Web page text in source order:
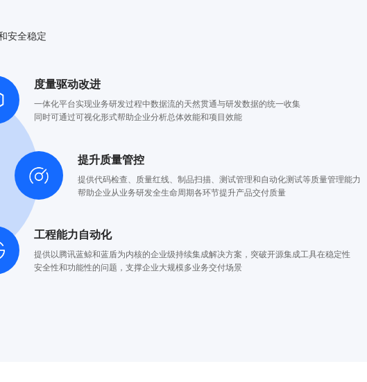
安全稳定
度量驱动改进
一体化平台实现业务研发过程中数据流的天然贯通与研发数据的统一收集
同时可通过可视化形式帮助企业分析总体效能和项目效能
提升质量管控
提供代码检查、质量红线、制品扫描、测试管理和自动化测试等质量管理能力
帮助企业从业务研发全生命周期各环节提升产品交付质量
工程能力自动化
提供以腾讯蓝鲸和蓝盾为内核的企业级持续集成解决方案，突破开源集成工具在稳定性
安全性和功能性的问题，支撑企业大规模多业务交付场景